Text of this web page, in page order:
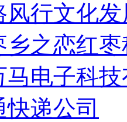
风行文化
乡之恋红
马电子科
递公司